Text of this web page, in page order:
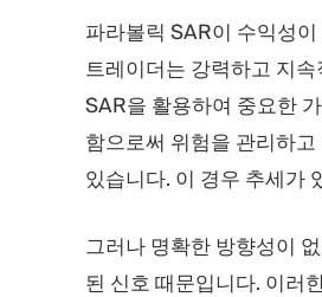
파라볼릭 SAR이 수익성
트레이더는 강력하고 지
SAR을 활용하여 중요한
함으로써 위험을 관리하
있습니다. 이 경우 추세가
그러나 명확한 방향성이
된 신호 때문입니다. 이러